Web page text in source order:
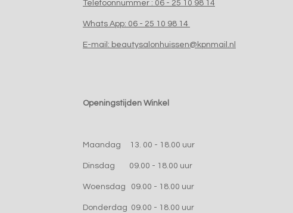
Telefoonnummer : 06 - 25 10 98 14
Whats App: 06 - 25 10 98 14
E-mail: beautysalonhuissen@kpnmail.nl
Openingstijden Winkel
Maandag 13. 00 - 18.00 uur
Dinsdag 09.00 - 18.00 uur
Woensdag 09.00 - 18.00 uur
Donderdag 09.00 - 18.00 uur